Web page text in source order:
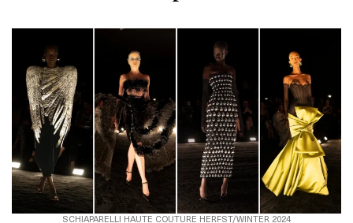
SCHIAPARELLI HAUTE COUTURE HERFST/WINTER 2024